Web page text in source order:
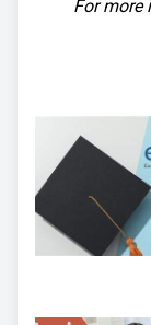
For more